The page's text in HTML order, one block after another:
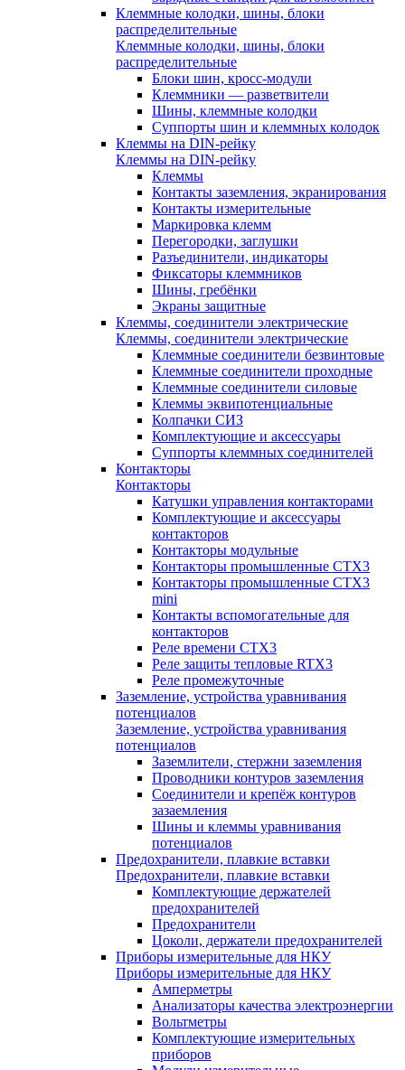
Клеммные колодки, шины, блоки
распределительные
Клеммные колодки, шины, блоки
распределительные
Блоки шин, кросс-модули
Клеммники — разветвители
Шины, клеммные колодки
Суппорты шин и клеммных колодок
Клеммы на DIN-рейку
Клеммы на DIN-рейку
Клеммы
Контакты заземления, экранирования
Контакты измерительные
Маркировка клемм
Перегородки, заглушки
Разъединители, индикаторы
Фиксаторы клеммников
Шины, гребёнки
Экраны защитные
Клеммы, соединители электрические
Клеммы, соединители электрические
Клеммные соединители безвинтовые
Клеммные соединители проходные
Клеммные соединители силовые
Клеммы эквипотенциальные
Колпачки СИЗ
Комплектующие и аксессуары
Суппорты клеммных соединителей
Контакторы
Контакторы
Катушки управления контакторами
Комплектующие и аксессуары
контакторов
Контакторы модульные
Контакторы промышленные CTX3
Контакторы промышленные CTX3
mini
Контакты вспомогательные для
контакторов
Реле времени CTX3
Реле защиты тепловые RTX3
Реле промежуточные
Заземление, устройства уравнивания
потенциалов
Заземление, устройства уравнивания
потенциалов
Заземлители, стержни заземления
Проводники контуров заземления
Соединители и крепёж контуров
зазаемления
Шины и клеммы уравнивания
потенциалов
Предохранители, плавкие вставки
Предохранители, плавкие вставки
Комплектующие держателей
предохранителей
Предохранители
Цоколи, держатели предохранителей
Приборы измерительные для НКУ
Приборы измерительные для НКУ
Амперметры
Анализаторы качества электроэнергии
Вольтметры
Комплектующие измерительных
приборов